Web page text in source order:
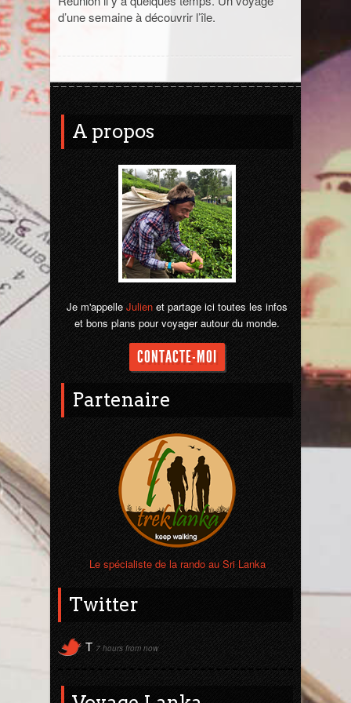
Madagascar
Malaisie
Maroc
Népal
Ouzbékistan
Pérou
Sénégal
Thaïlande
Turquie
d’une semaine à découvrir l’île.
A propos
Je m'appelle Julien et partage ici toutes les infos
et bons plans pour voyager autour du monde.
CONTACTE-MOI
Partenaire
Le spécialiste de la rando au Sri Lanka
Twitter
T 7 hours from now